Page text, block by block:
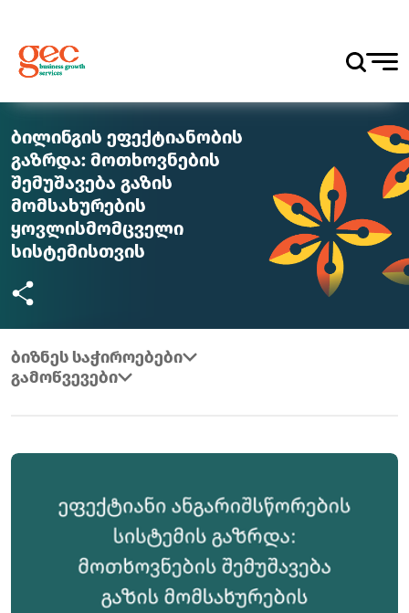
ბილინგის ეფექტიანობის
გაზრდა: მოთხოვნების
შემუშავება გაზის
მომსახურების
ყოვლისმომცველი
სისტემისთვის
ბიზნეს საჭიროებები
გამოწვევები